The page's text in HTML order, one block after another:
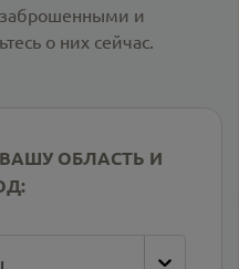
и
о них сейчас.
ОБЛАСТЬ И